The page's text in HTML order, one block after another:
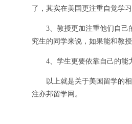
了，其实在美国更注重自觉学
3、教授更加注重他们自己的
究生的同学来说，如果能和教
4、学生更要依靠自己的能力
以上就是关于美国留学的相
注亦邦留学网。